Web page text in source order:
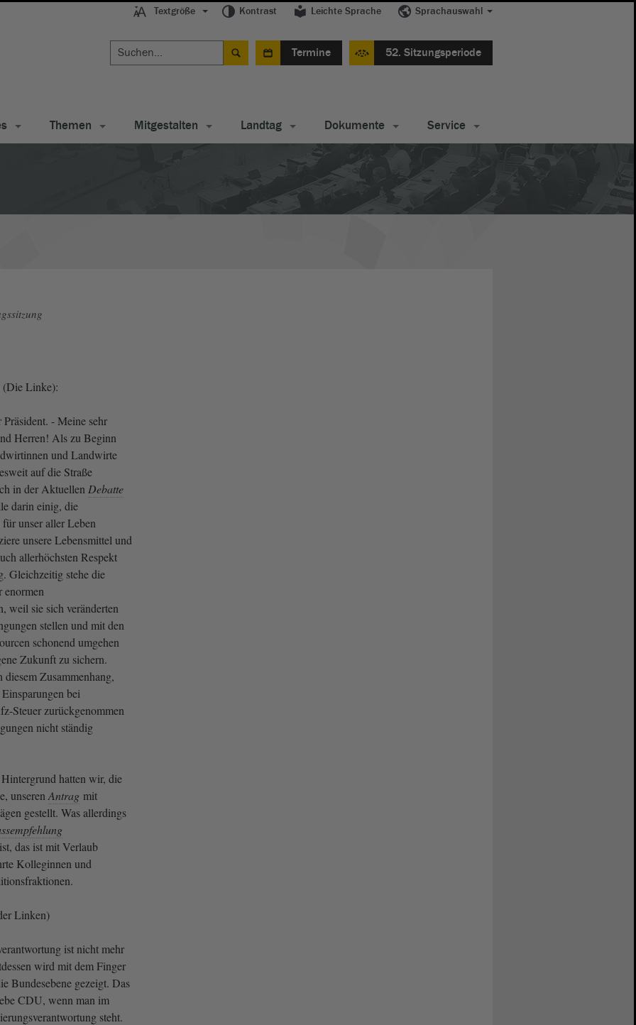
Textgröße Kontrast Leichte Sprache Sprachauswahl
Termine 52. Sitzungsperiode
Themen Mitgestalten Landtag Dokumente Service
(Die Linke):
- Meine sehr
Herren! Als zu Beginn
und Landwirte
auf die Straße
in der Aktuellen Debatte
darin einig, die
unser aller Leben
unsere Lebensmittel und
allerhöchsten Respekt
Gleichzeitig stehe die
weil sie sich veränderten
stellen und mit den
schonend umgehen
Zukunft zu sichern.
Zusammenhang,
bei
Steuer zurückgenommen
nicht ständig
hatten wir, die
unseren Antrag mit
gestellt. Was allerdings
das ist mit Verlaub
Kolleginnen und
Linken)
ist nicht mehr
wird mit dem Finger
Bundesebene gezeigt. Das
CDU, wenn man im
steht.